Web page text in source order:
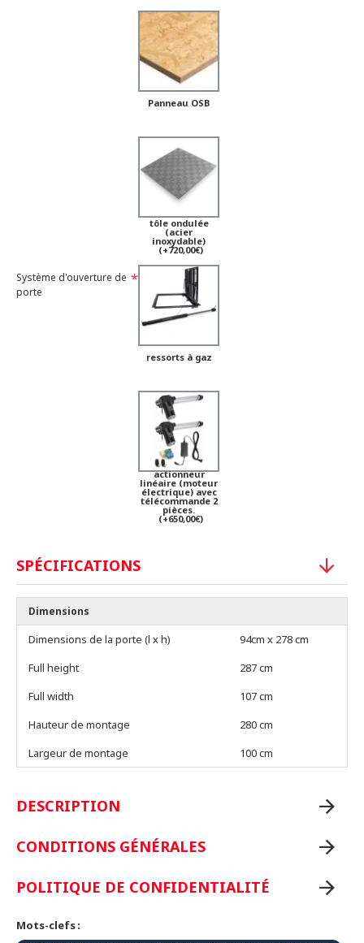
Panneau OSB
tôle ondulée
(acier
inoxydable)
(+720,00€)
Système d'ouverture de
porte
ressorts à gaz
actionneur
linéaire (moteur
électrique) avec
télécommande 2
pièces.
(+650,00€)
SPÉCIFICATIONS
Dimensions
Dimensions de la porte (l x h)
94cm x 278 cm
Full height
287 cm
Full width
107 cm
Hauteur de montage
280 cm
Largeur de montage
100 cm
DESCRIPTION
CONDITIONS GÉNÉRALES
POLITIQUE DE CONFIDENTIALITÉ
Mots-clefs :